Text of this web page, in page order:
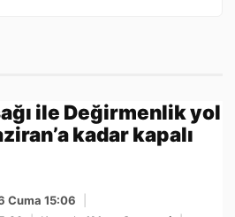
ile Değirmenlik yol
kadar kapalı
Cuma 15:06